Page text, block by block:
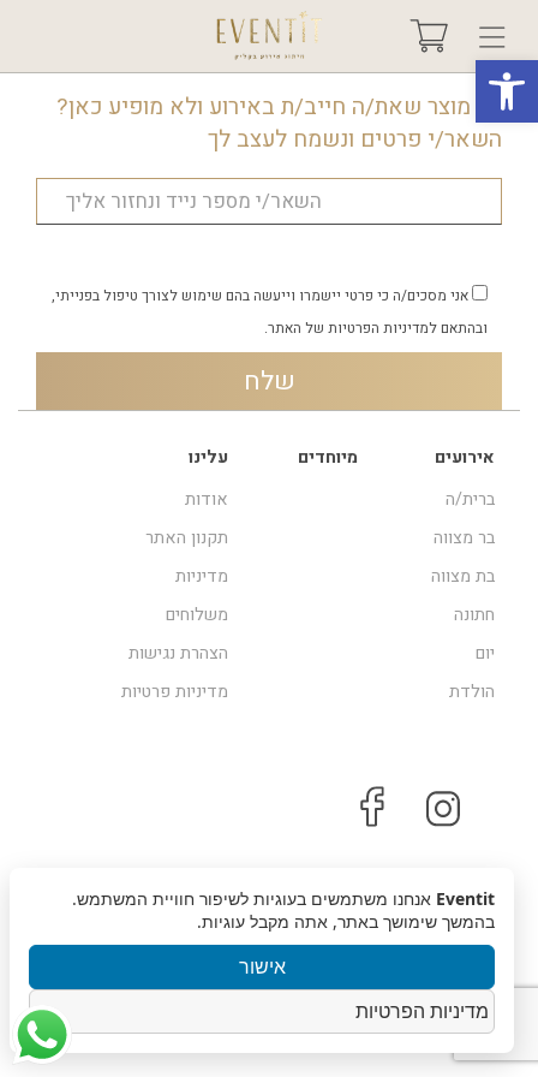
פתח סרגל נגישות
בחר אירוע +
אודות
טיפים ורעיונות
גלריות
יש מוצר שאת/ה חייב/ת באירוע ולא מופיע כאן?
השאר/י פרטים ונשמח לעצב לך
אני מסכים/ה כי פרטי יישמרו וייעשה בהם שימוש לצורך טיפול בפנייתי,
ובהתאם למדיניות הפרטיות של האתר.
אירועים
ברית/ה
בר מצווה
בת מצווה
חתונה
יום
הולדת
מיוחדים
עלינו
אודות
תקנון האתר
מדיניות
משלוחים
הצהרת נגישות
מדיניות פרטיות
Eventit אנחנו משתמשים בעוגיות לשיפור חוויית המשתמש.
בהמשך שימושך באתר, אתה מקבל עוגיות.
אישור
מדיניות הפרטיות